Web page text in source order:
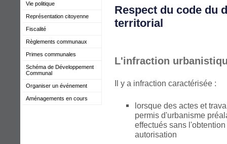
Vie politique
Représentation citoyenne
Fiscalité
Règlements communaux
Primes communales
Schéma de Développement
Communal
Organiser un événement
Aménagements en cours
Respect du code du
territorial
L'infraction
Il y a infraction caractérisée :
lorsque des actes et
permis d'urbanisme
effectués sans
autorisation